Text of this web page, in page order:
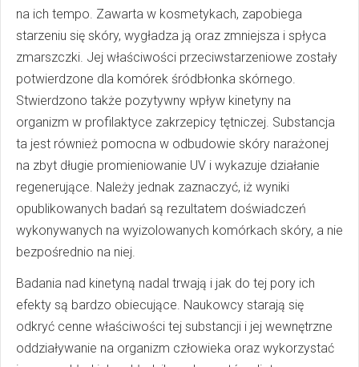
na ich tempo. Zawarta w kosmetykach, zapobiega
starzeniu się skóry, wygładza ją oraz zmniejsza i spłyca
zmarszczki. Jej właściwości przeciwstarzeniowe zostały
potwierdzone dla komórek śródbłonka skórnego.
Stwierdzono także pozytywny wpływ kinetyny na
organizm w profilaktyce zakrzepicy tętniczej. Substancja
ta jest również pomocna w odbudowie skóry narażonej
na zbyt długie promieniowanie UV i wykazuje działanie
regenerujące. Należy jednak zaznaczyć, iż wyniki
opublikowanych badań są rezultatem doświadczeń
wykonywanych na wyizolowanych komórkach skóry, a nie
bezpośrednio na niej.
Badania nad kinetyną nadal trwają i jak do tej pory ich
efekty są bardzo obiecujące. Naukowcy starają się
odkryć cenne właściwości tej substancji i jej wewnętrzne
oddziaływanie na organizm człowieka oraz wykorzystać